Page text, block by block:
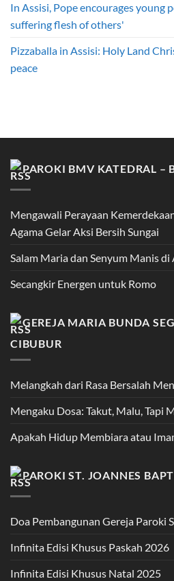
In Assisi, Pope encourages young
suffering flesh of others'
Pizzaballa in Assisi: Holy Land
peace
PAROKI BMV KATEDRAL –
Mengawali Perayaan
Agama Gelar Aksi Bersih Sungai
Salam Maria dan Senyum Manis
Secangkir Energen untuk Romo
GEREJA MARIA BUNDA
CIBUBUR
Melangkah dari Rasa Bersalah
Mengaku Dosa: Takut, Malu, Tapi
Apakah Hidup Membiara atau
PAROKI ST. JOANNES
Doa Pembangunan Gereja Paroki
Infinita Edisi Khusus Paskah 2026
Infinita Edisi Khusus Natal 2025